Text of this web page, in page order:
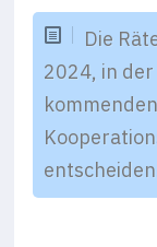
Die
2024, in